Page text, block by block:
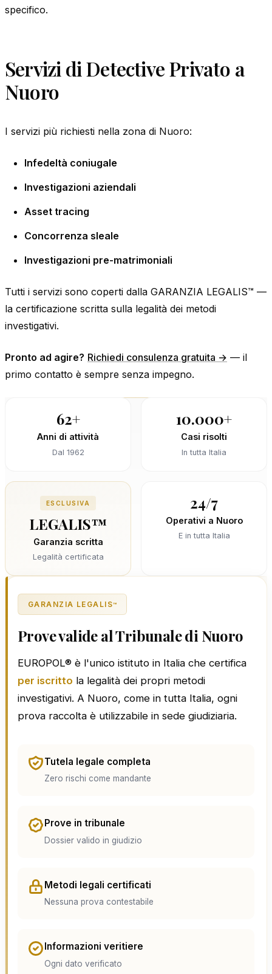
specifico.
Servizi di Detective Privato a
Nuoro
I servizi più richiesti nella zona di Nuoro:
Infedeltà coniugale
Investigazioni aziendali
Asset tracing
Concorrenza sleale
Investigazioni pre-matrimoniali
Tutti i servizi sono coperti dalla GARANZIA LEGALIS™ —
la certificazione scritta sulla legalità dei metodi
investigativi.
Pronto ad agire? Richiedi consulenza gratuita → — il
primo contatto è sempre senza impegno.
62+
Anni di attività
Dal 1962
10.000+
Casi risolti
In tutta Italia
ESCLUSIVA
LEGALIS™
Garanzia scritta
Legalità certificata
24/7
Operativi a Nuoro
E in tutta Italia
GARANZIA LEGALIS™
Prove valide al Tribunale di Nuoro
EUROPOL® è l'unico istituto in Italia che certifica
per iscritto la legalità dei propri metodi
investigativi. A Nuoro, come in tutta Italia, ogni
prova raccolta è utilizzabile in sede giudiziaria.
Tutela legale completa
Zero rischi come mandante
Prove in tribunale
Dossier valido in giudizio
Metodi legali certificati
Nessuna prova contestabile
Informazioni veritiere
Ogni dato verificato